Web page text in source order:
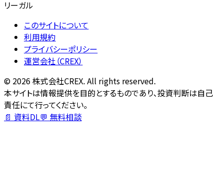
リーガル
このサイトについて
利用規約
プライバシーポリシー
運営会社（CREX）
© 2026株式会社CREX. All rights reserved.
本サイトは情報提供を目的とするものであり、投資判断は自己
責任にて行ってください。
📄 資料DL💬 無料相談